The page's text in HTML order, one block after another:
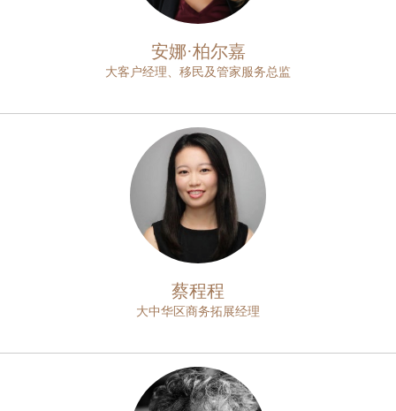
安娜·柏尔嘉
大客户经理、移民及管家服务总监
蔡程程
大中华区商务拓展经理